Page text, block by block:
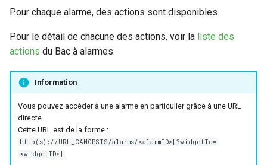
Pour chaque alarme, des actions sont disponibles.
Pour le détail de chacune des actions, voir la liste des
actions du Bac à alarmes.
Information
Vous pouvez accéder à une alarme en particulier grâce à une URL
directe.
Cette URL est de la forme :
http(s)://URL_CANOPSIS/alarms/<alarmID>[?widgetId=
<widgetID>] .